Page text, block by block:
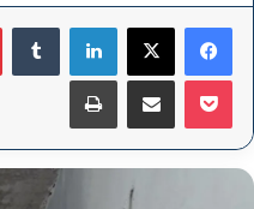
فيسبوك ‫X لينكدإن
‫Pocket مشاركة عبر البريد طباعة